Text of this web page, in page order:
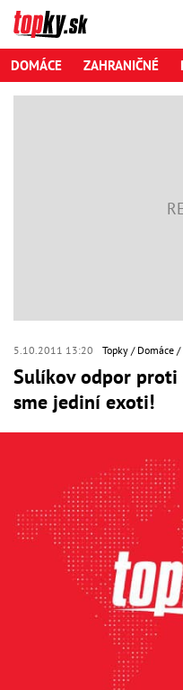
DOMÁCE ZAHRANIČNÉ
5.10.2011 13:20 Topky Domáce
Sulíkov odpor proti
sme jediní exoti!